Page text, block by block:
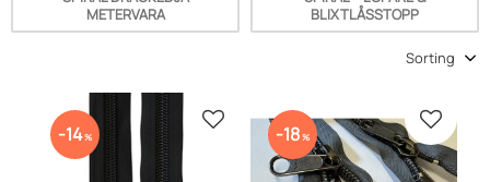
METERVARA
BLIXTLÅSSTOPP
Select sorting method
14% Add to favorites
18% Add to